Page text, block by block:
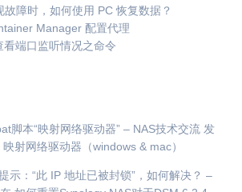
障时，如何使用 PC 恢复数据？
Manager 配置代理
端口监听情况之命令
脚本“映射网络驱动器” – NAS技术交流 发
射网络驱动器（windows & mac）
示：“此 IP 地址已被封锁”，如何解决？ –